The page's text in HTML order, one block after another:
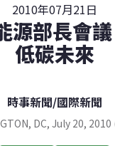
2010年07月21日
源部長會
低碳未來
時事新聞/國際新聞
DC, July 20, 2010